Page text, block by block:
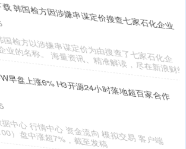
场老绍兴的戏”鲁迅故里“窗台演出”出圈
07
兴 “看一场老绍兴的戏”鲁迅故里“窗台演出”出
心记者 屠妍婷 邵正华 黄霄 “
元!上海点映座无虚席，影迷疯抢